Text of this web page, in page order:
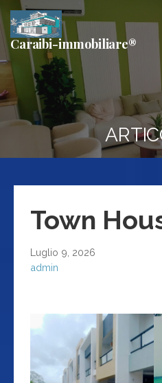
Passa
al
contenuto
Caraibi-immobiliare®
Town
Luglio 9, 2026
admin